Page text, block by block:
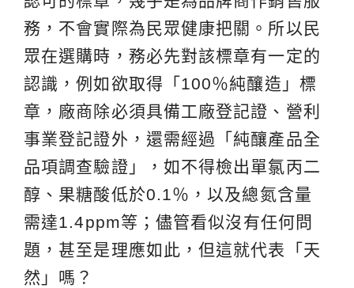
務，不會實際為民眾健康把關。所以民
眾在選購時，務必先對該標章有一定的
認識，例如欲取得「100％純釀造」標
章，廠商除必須具備工廠登記證、營利
事業登記證外，還需經過「純釀產品全
品項調查驗證」，如不得檢出單氯丙二
醇、果糖酸低於0.1％，以及總氮含量
需達1.4ppm等；儘管看似沒有任何問
題，甚至是理應如此，但這就代表「天
然」嗎？